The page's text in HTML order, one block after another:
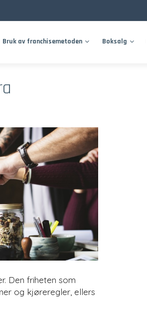
Bruk av franchisemetoden Boksalg
Den friheten som
og kjøreregler, ellers